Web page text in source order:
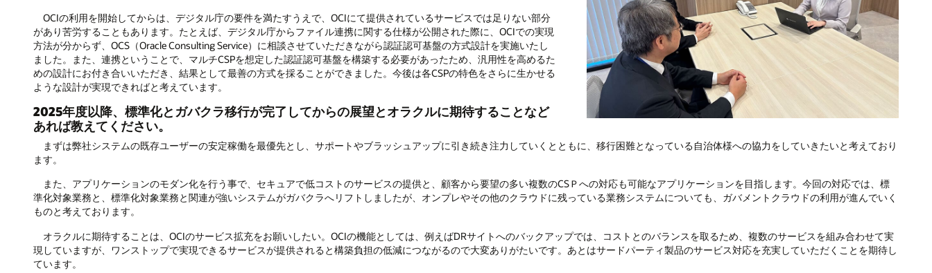
OCIの利用を開始してからは、デジタル庁の要件を満たすうえで、OCIにて提供されているサービスでは足りない部分
があり苦労することもあります。たとえば、デジタル庁からファイル連携に関する仕様が公開された際に、OCIでの実現
方法が分からず、OCS（Oracle Consulting Service）に相談させていただきながら認証認可基盤の方式設計を実施いたし
ました。また、連携ということで、マルチCSPを想定した認証認可基盤を構築する必要があったため、汎用性を高めるた
めの設計にお付き合いいただき、結果として最善の方式を採ることができました。今後は各CSPの特色をさらに生かせる
ような設計が実現できればと考えています。
2025年度以降、標準化とガバクラ移行が完了してからの展望とオラクルに期待することなど
あれば教えてください。
まずは弊社システムの既存ユーザーの安定稼働を最優先とし、サポートやブラッシュアップに引き続き注力していくとともに、移行困難となっている自治体様への協力をしていきたいと考えており
ます。
また、アプリケーションのモダン化を行う事で、セキュアで低コストのサービスの提供と、顧客から要望の多い複数のCSＰへの対応も可能なアプリケーションを目指します。今回の対応では、標
準化対象業務と、標準化対象業務と関連が強いシステムがガバクラへリフトしましたが、オンプレやその他のクラウドに残っている業務システムについても、ガバメントクラウドの利用が進んでいく
ものと考えております。
オラクルに期待することは、OCIのサービス拡充をお願いしたい。OCIの機能としては、例えばDRサイトへのバックアップでは、コストとのバランスを取るため、複数のサービスを組み合わせて実
現していますが、ワンストップで実現できるサービスが提供されると構築負担の低減につながるので大変ありがたいです。あとはサードパーティ製品のサービス対応を充実していただくことを期待し
ています。